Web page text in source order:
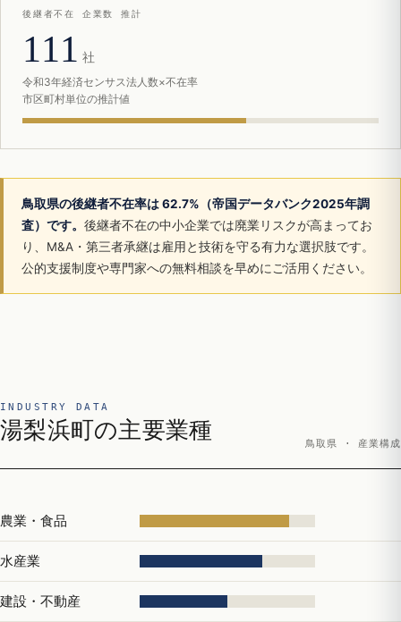
後継者不在 企業数 推計
111 社
令和3年経済センサス法人数×不在率
市区町村単位の推計値
鳥取県の後継者不在率は 62.7%（帝国データバンク2025年調
査）です。 後継者不在の中小企業では廃業リスクが高まってお
り、M&A・第三者承継は雇用と技術を守る有力な選択肢です。
公的支援制度や専門家への無料相談を早めにご活用ください。
INDUSTRY DATA
湯梨浜町の主要業種
鳥取県 · 産業構成
農業・食品
水産業
建設・不動産